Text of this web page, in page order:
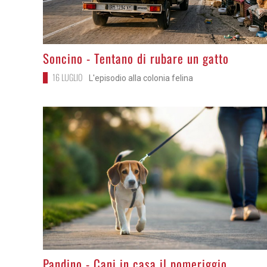
>
Soncino - Tentano di rubare un gatto
16 LUGLIO L'episodio alla colonia felina
>